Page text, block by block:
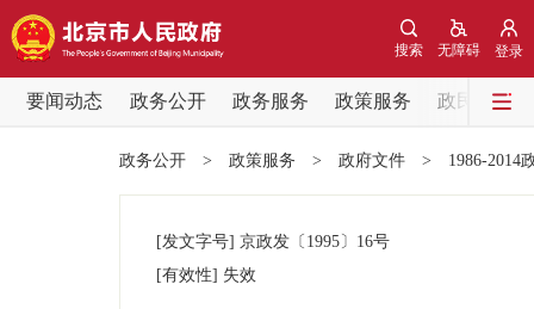
登录
无障碍
搜索
要闻动态 政务公开 政务服务 政策服务
政民互动
党中央精神
政务公开 > 政策服务 > 政府文件 > 1986-2014
[发文字号] 京政发 〔1995〕 16号
[有效性] 失效